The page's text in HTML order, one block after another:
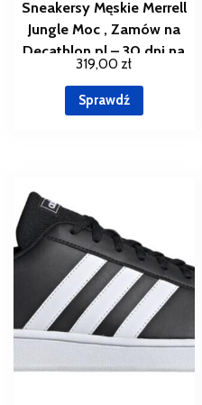
Sneakersy Męskie Merrell
Jungle Moc , Zamów na
Decathlon.pl – 30 dni na
zwrot , Szary
319,00 zł
Sprawdź